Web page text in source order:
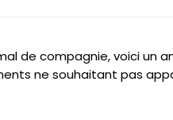
de compagnie, voici un
ne souhaitant pas